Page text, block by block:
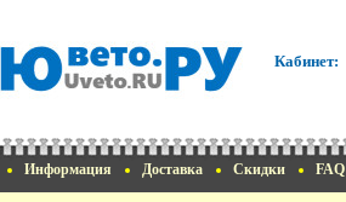
Кабинет:
Информация Доставка Скидки FAQ